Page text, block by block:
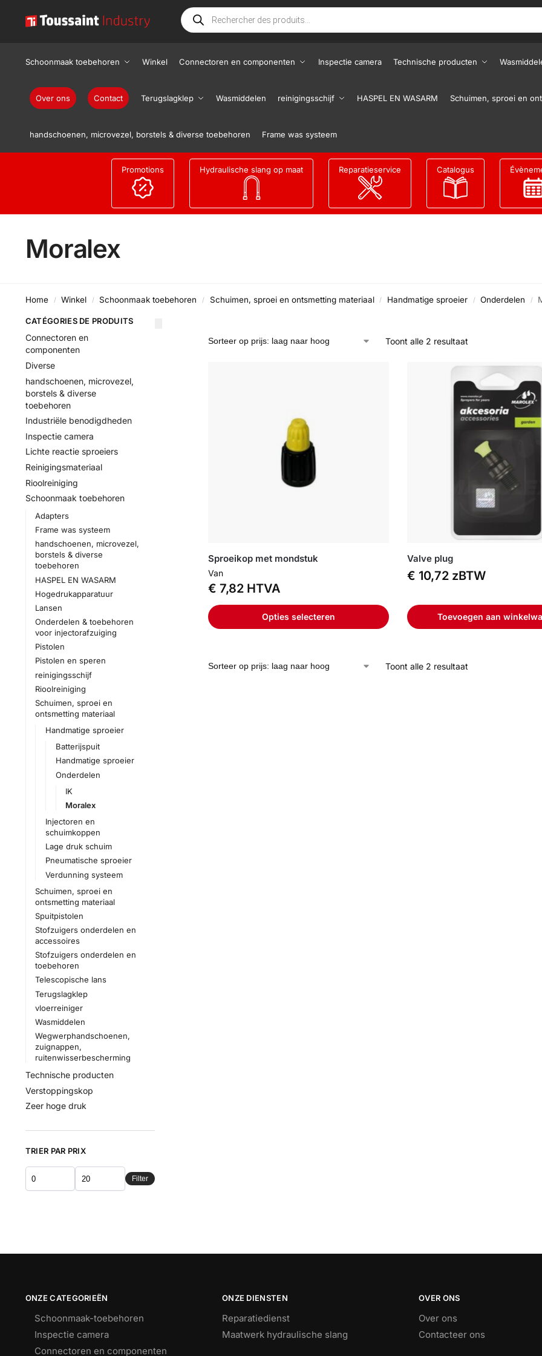
Schoonmaak toebehoren Winkel Connectoren en componenten Inspectie camera Technische producten
Over ons Contact Terugslagklep Wasmiddelen reinigingsschijf HASPEL EN WASARM Schuimen, sproei en
handschoenen, microvezel, borstels & diverse toebehoren Frame was systeem
Promotions Hydraulische slang op maat Reparatieservice Catalogus
Moralex
Home / Winkel / Schoonmaak toebehoren / Schuimen, sproei en ontsmetting materiaal / Handmatige sproeier / Onderdelen /
Toont alle 2 resultaat
Sproeikop met mondstuk
Van
€ 7,82 HTVA
Opties selecteren
Valve plug
€ 10,72 zBTW
Toevoegen aan
Toont alle 2 resultaat
CATÉGORIES DE PRODUITS
Connectoren en
componenten
Diverse
handschoenen, microvezel,
borstels & diverse
toebehoren
Industriële benodigdheden
Inspectie camera
Lichte reactie sproeiers
Reinigingsmateriaal
Rioolreiniging
Schoonmaak toebehoren
Adapters
Frame was systeem
handschoenen, microvezel,
borstels & diverse
toebehoren
HASPEL EN WASARM
Hogedrukapparatuur
Lansen
Onderdelen & toebehoren
voor injectorafzuiging
Pistolen
Pistolen en speren
reinigingsschijf
Rioolreiniging
Schuimen, sproei en
ontsmetting materiaal
Handmatige sproeier
Batterijspuit
Handmatige sproeier
Onderdelen
IK
Moralex
Injectoren en
schuimkoppen
Lage druk schuim
Pneumatische sproeier
Verdunning systeem
Schuimen, sproei en
ontsmetting materiaal
Spuitpistolen
Stofzuigers onderdelen en
accessoires
Stofzuigers onderdelen en
toebehoren
Telescopische lans
Terugslagklep
vloerreiniger
Wasmiddelen
Wegwerphandschoenen,
zuignappen,
ruitenwisserbescherming
Technische producten
Verstoppingskop
Zeer hoge druk
TRIER PAR PRIX
Filter
ONZE CATEGORIEËN
Schoonmaak-toebehoren
Inspectie camera
Connectoren en componenten
ONZE DIENSTEN
Reparatiedienst
Maatwerk hydraulische slang
OVER ONS
Over ons
Contacteer ons